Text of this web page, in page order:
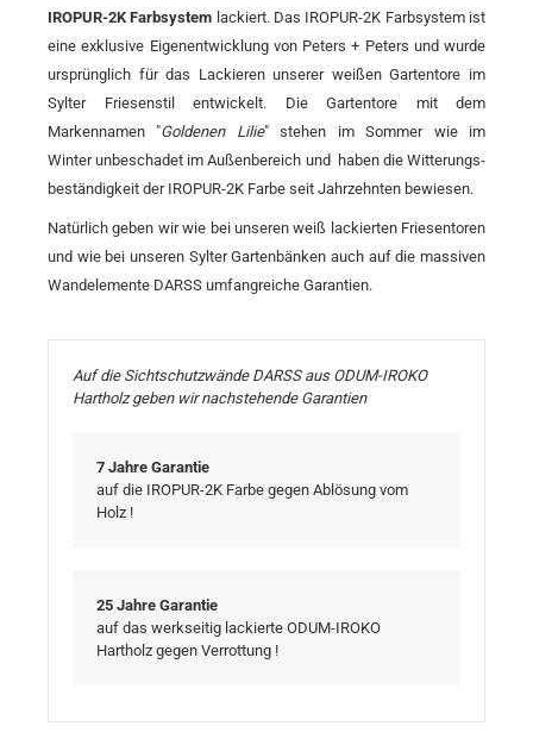
IROPUR-2K Farb­system lackiert. Das IROPUR-2K Farb­system ist
eine exklusive Eigen­entwicklung von Peters + Peters und wurde
ursprünglich für das Lackieren unserer weißen Gartentore im
Sylter Friesen­stil entwickelt. Die Garten­tore mit dem
Markennamen "Goldenen Lilie" stehen im Sommer wie im
Winter unbeschadet im Außen­bereich und haben die Witterungs­
beständigkeit der IROPUR-2K Farbe seit Jahr­zehnten bewiesen.
Natürlich geben wir wie bei unseren weiß lackierten Friesen­toren
und wie bei unseren Sylter Garten­bänken auch auf die massiven
Wand­elemente DARSS umfangreiche Garantien.
Auf die Sichtschutzwände DARSS aus ODUM-IROKO
Hartholz geben wir nachstehende Garantien
7 Jahre Garantie
auf die IROPUR-2K Farbe gegen Ablösung vom
Holz !
25 Jahre Garantie
auf das werkseitig lackierte ODUM-IROKO
Hartholz gegen Verrottung !